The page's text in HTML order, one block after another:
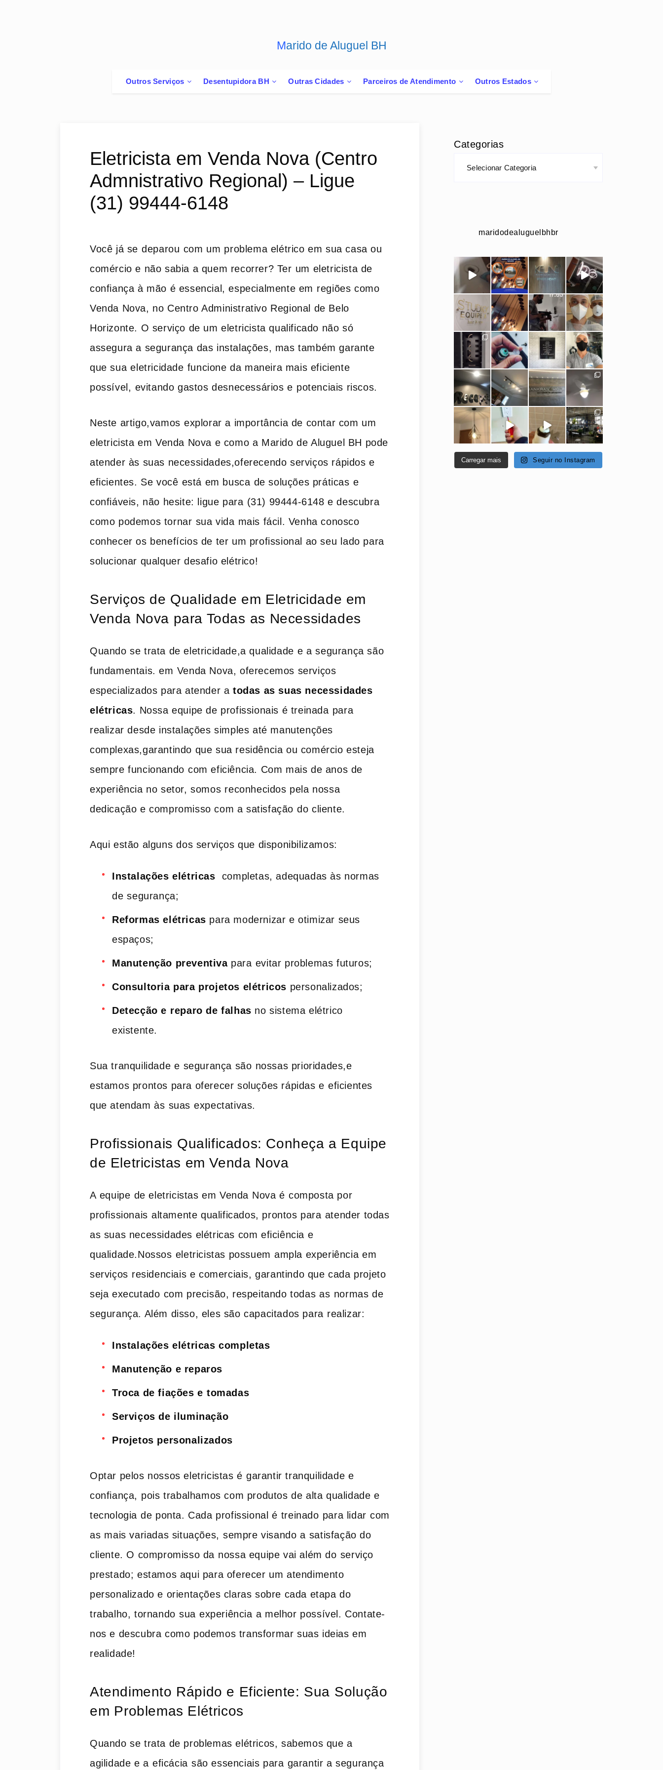
Marido de Aluguel BH
Outros Serviços Desentupidora BH Outras Cidades Parceiros de Atendimento Outros Estados
Eletricista em Venda Nova (Centro
Admnistrativo Regional) – Ligue
(31) 99444-6148
Você‍ já se⁢ deparou⁤ com um ⁤problema elétrico em ​sua casa ou⁣
comércio e ​não sabia​ a quem recorrer? Ter⁢ um eletricista de
confiança à mão‌ é essencial, especialmente em ⁢regiões como
Venda Nova,‍ no Centro Administrativo Regional de Belo
Horizonte. O serviço de um ‍eletricista qualificado não só
assegura a segurança das instalações, mas também garante
que sua ⁣eletricidade ⁢funcione da maneira mais eficiente
possível,⁤ evitando gastos desnecessários e ⁤potenciais riscos.
Neste artigo,vamos⁣ explorar a importância de ‌contar‌ com um⁢
eletricista em Venda Nova e‌ como a Marido de Aluguel‌ BH pode
atender às suas necessidades,oferecendo serviços rápidos e
eficientes. Se você ⁢está em busca⁤ de soluções práticas⁢ e​
confiáveis, não​ hesite: ligue para ⁢(31) 99444-6148‌ e descubra‍
como podemos tornar⁢ sua vida⁤ mais fácil. Venha conosco
conhecer os benefícios de ter ‍um profissional ao seu⁤ lado para
solucionar ‌qualquer desafio ‌elétrico!
Serviços de Qualidade em Eletricidade em
Venda Nova‍ para Todas ⁣as Necessidades
Quando se trata de eletricidade,a qualidade⁤ e a segurança são
fundamentais. em⁣ Venda Nova, oferecemos serviços⁤
especializados​ para atender ‍atodas as suas necessidades
elétricas. Nossa equipe de ​profissionais​ é treinada⁤ para
realizar desde instalações simples até manutenções‍
complexas,garantindo que sua residência ou ‍comércio esteja
sempre ‌funcionando⁣ com eficiência. Com mais‌ de anos de
experiência no setor,​ somos⁣ reconhecidos ‌pela nossa
‍dedicação e compromisso com a ‌satisfação ⁤do cliente.
Aqui estão alguns ⁢dos serviços que disponibilizamos: ⁢
Instalações elétricas ‍ completas, adequadas às normas
de ⁣segurança;
Reformas‌ elétricas para modernizar‍ e otimizar seus
espaços;
Manutenção preventivapara⁢ evitar problemas futuros;
Consultoria para projetos​ elétricos ‍personalizados;
Detecção​ e ⁤reparo de falhas no sistema elétrico
existente.
Sua tranquilidade ⁢e ‍segurança são⁤ nossas‌ prioridades,e
‌estamos prontos para oferecer soluções rápidas e⁣ eficientes‍
que‌ atendam​ às ⁢suas ⁢expectativas.
Profissionais⁣ Qualificados: Conheça a Equipe
de Eletricistas em Venda ‌Nova
A⁤ equipe ⁢de eletricistas em ‍Venda⁤ Nova‌ é⁤ composta por⁤
profissionais⁤ altamente qualificados, prontos para ⁢atender todas
as suas necessidades elétricas com eficiência e ​
qualidade.Nossos ⁢eletricistas possuem⁤ ampla experiência⁣ em
serviços ⁤residenciais e comerciais, ​garantindo que ​cada projeto
seja‍ executado ⁤com‍ precisão, respeitando todas⁣ as⁢ normas de⁢
segurança. Além disso, eles são capacitados para ⁣realizar:
Instalações elétricas completas
Manutenção e reparos
Troca​ de ‌fiações e ⁣tomadas
Serviços de​ iluminação
Projetos ​personalizados
Optar‌ pelos nossos‌ eletricistas é ⁣garantir tranquilidade e
confiança,⁤ pois trabalhamos com produtos de alta qualidade e
tecnologia ⁢de ponta. Cada profissional é⁤ treinado⁤ para lidar ⁣com
as⁤ mais ‌variadas situações,⁣ sempre​ visando a ⁤satisfação do⁢
cliente. O compromisso da ⁤nossa ‍equipe vai além ‌do ⁣serviço
prestado; estamos ​aqui para oferecer um atendimento
personalizado e orientações claras sobre cada etapa do
trabalho, tornando⁤ sua⁤ experiência⁢ a ‍melhor possível. Contate-
nos e descubra como podemos‍ transformar suas ideias em​
realidade!
Atendimento Rápido e Eficiente: Sua⁢ Solução
em ⁣Problemas Elétricos
Quando se trata de problemas elétricos, sabemos que a
agilidade e a ⁢eficácia ⁢são‌ essenciais​ para⁢ garantir a segurança
Categorias
maridodealuguelbhbr
Carregar mais Seguir no Instagram